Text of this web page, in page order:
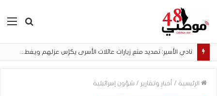
بحث
الرئيسية / أخبار وتقارير / شؤون إسرائيلية